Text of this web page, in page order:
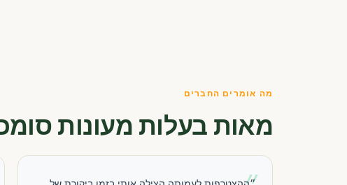
מה אומרים החברים
מאות בעלות מעונות